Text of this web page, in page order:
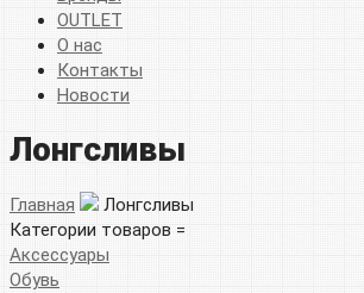
OUTLET
О нас
Контакты
Новости
Лонгсливы
Главная
Лонгсливы
Категории товаров =
Аксессуары
Обувь